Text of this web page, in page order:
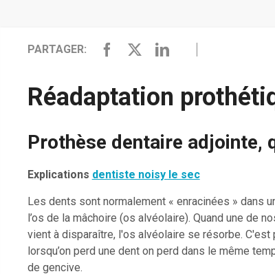
PARTAGER:
Réadaptation
Prothèse dentaire adjointe,
Explications dentiste noisy le sec
Les dents sont normalement « enracinées » dans
l’os de la mâchoire (os alvéolaire). Quand une de
vient à disparaître, l'os alvéolaire se résorbe. C'est
lorsqu’on perd une dent on perd dans le même
de gencive.